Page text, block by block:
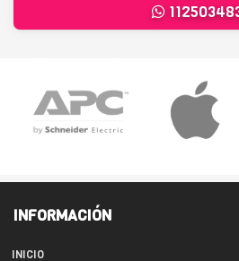
INFORMACIÓN
INICIO